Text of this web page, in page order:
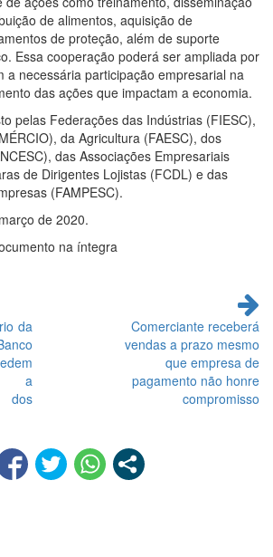
de alimentos, aquisição de
de proteção, além de suporte
Essa cooperação poderá ser ampliada por
a necessária participação empresarial na
das ações que impactam a economia.
pelas Federações das Indústrias (FIESC),
da Agricultura (FAESC), dos
das Associações Empresariais
de Dirigentes Lojistas (FCDL) e das
(FAMPESC).
de 2020.
na íntegra
da
a
Comerciante receberá
vendas a prazo mesmo
que empresa de
pagamento não honre
compromisso